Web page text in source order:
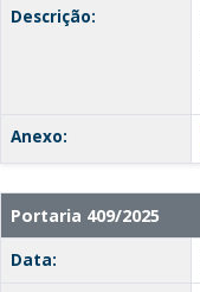
Descrição:
Anexo:
Portaria 409/2025
Data: